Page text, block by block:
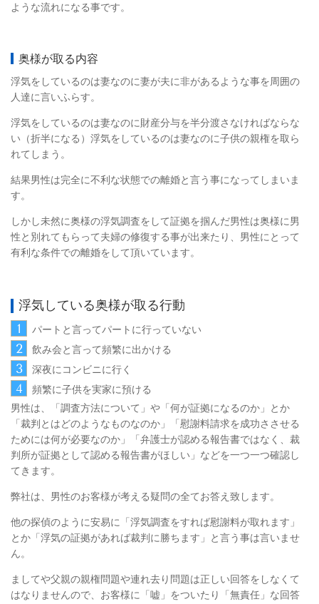
ような流れになる事です。
奥様が取る内容
浮気をしているのは妻なのに妻が夫に非があるような事を周囲の
人達に言いふらす。
浮気をしているのは妻なのに財産分与を半分渡さなければならな
い（折半になる）浮気をしているのは妻なのに子供の親権を取ら
れてしまう。
結果男性は完全に不利な状態での離婚と言う事になってしまいま
す。
しかし未然に奥様の浮気調査をして証拠を掴んだ男性は奥様に男
性と別れてもらって夫婦の修復する事が出来たり、男性にとって
有利な条件での離婚をして頂いています。
浮気している奥様が取る行動
1 パートと言ってパートに行っていない
2 飲み会と言って頻繁に出かける
3 深夜にコンビニに行く
4 頻繁に子供を実家に預ける
男性は、「調査方法について」や「何が証拠になるのか」とか
「裁判とはどのようなものなのか」「慰謝料請求を成功ささせる
ためには何が必要なのか」「弁護士が認める報告書ではなく、裁
判所が証拠として認める報告書がほしい」などを一つ一つ確認し
てきます。
弊社は、男性のお客様が考える疑問の全てお答え致します。
他の探偵のように安易に「浮気調査をすれば慰謝料が取れます」
とか「浮気の証拠があれば裁判に勝ちます」と言う事は言いませ
ん。
ましてや父親の親権問題や連れ去り問題は正しい回答をしなくて
はなりませんので、お客様に「嘘」をついたり「無責任」な回答